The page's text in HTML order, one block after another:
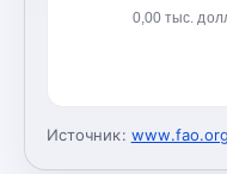
0,00 тыс.
Источник: www.fao.org